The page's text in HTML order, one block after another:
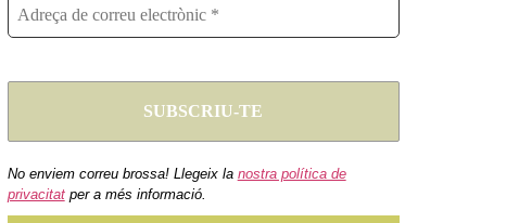
No enviem correu brossa! Llegeix la nostra política de
privacitatper a més informació.